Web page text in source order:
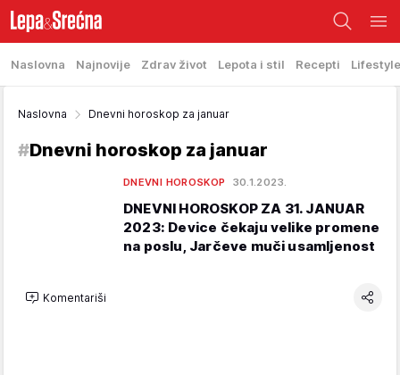
Naslovna Najnovije Zdrav život Lepota i stil Recepti Lifestyle
Naslovna Dnevni horoskop za januar
#Dnevni horoskop za januar
DNEVNI HOROSKOP 30.1.2023.
DNEVNI HOROSKOP ZA 31. JANUAR
2023: Device čekaju velike promene
na poslu, Jarčeve muči usamljenost
Komentariši